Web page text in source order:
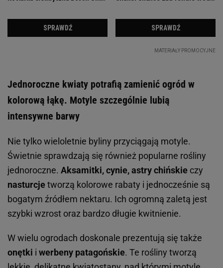
Jednoroczne kwiaty potrafią zamienić ogród w
kolorową łąkę. Motyle szczególnie lubią
intensywne barwy
Nie tylko wieloletnie byliny przyciągają motyle.
Świetnie sprawdzają się również popularne rośliny
jednoroczne. Aksamitki, cynie, astry chińskie czy
nasturcjetworzą kolorowe rabaty i jednocześnie są
bogatym źródłem nektaru. Ich ogromną zaletą jest
szybki wzrost oraz bardzo długie kwitnienie.
W wielu ogrodach doskonale prezentują się także
onętki i werbeny patagońskie. Te rośliny tworzą